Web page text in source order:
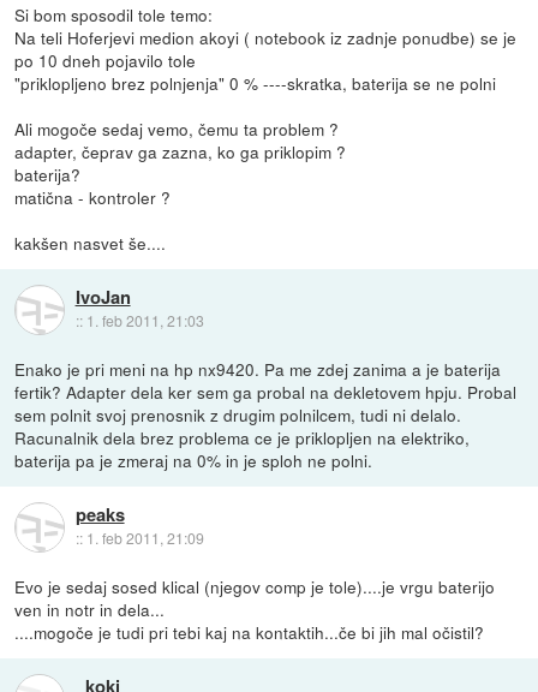
Si bom sposodil tole temo:
Na teli Hoferjevi medion akoyi ( notebook iz zadnje ponudbe) se je
po 10 dneh pojavilo tole
"priklopljeno brez polnjenja" 0 % ----skratka, baterija se ne polni
Ali mogoče sedaj vemo, čemu ta problem ?
adapter, čeprav ga zazna, ko ga priklopim ?
baterija?
matična - kontroler ?
kakšen nasvet še....
IvoJan
:: 1. feb 2011, 21:03
Enako je pri meni na hp nx9420. Pa me zdej zanima a je baterija
fertik? Adapter dela ker sem ga probal na dekletovem hpju. Probal
sem polnit svoj prenosnik z drugim polnilcem, tudi ni delalo.
Racunalnik dela brez problema ce je priklopljen na elektriko,
baterija pa je zmeraj na 0% in je sploh ne polni.
peaks
:: 1. feb 2011, 21:09
Evo je sedaj sosed klical (njegov comp je tole)....je vrgu baterijo
ven in notr in dela...
....mogoče je tudi pri tebi kaj na kontaktih...če bi jih mal očistil?
_koki_